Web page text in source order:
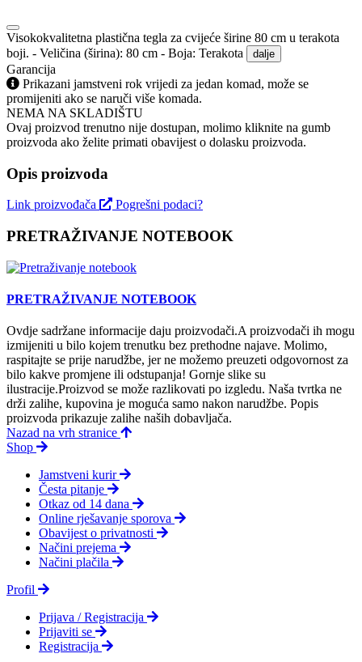
Visokokvalitetna plastična tegla za cvijeće širine 80 cm u terakota
boji. - Veličina (širina): 80 cm - Boja: Terakota
dalje
Garancija
Prikazani jamstveni rok vrijedi za jedan komad, može se
promijeniti ako se naruči više komada.
NEMA NA SKLADIŠTU
Ovaj proizvod trenutno nije dostupan, molimo kliknite na gumb
proizvoda ako želite primati obavijest o dolasku proizvoda.
Opis proizvoda
Link proizvođača Pogrešni podaci?
PRETRAŽIVANJE NOTEBOOK
PRETRAŽIVANJE NOTEBOOK
Ovdje sadržane informacije daju proizvodači.A proizvodači ih mogu
izmijeniti u bilo kojem trenutku bez prethodne najave. Molimo,
raspitajte se prije narudžbe, jer ne možemo preuzeti odgovornost za
bilo kakve promjene ili odstupanja! Gornje slike su
ilustracije.Proizvod se može razlikovati po izgledu. Naša tvrtka ne
drži zalihe, kupovina je moguća samo nakon narudžbe. Popis
proizvoda prikazuje zalihe naših dobavljača.
Nazad na vrh stranice
Shop
Jamstveni kurir
Česta pitanje
Otkaz od 14 dana
Online rješavanje sporova
Obavijest o privatnosti
Načini prejema
Načini plačila
Profil
Prijava / Registracija
Prijaviti se
Registracija